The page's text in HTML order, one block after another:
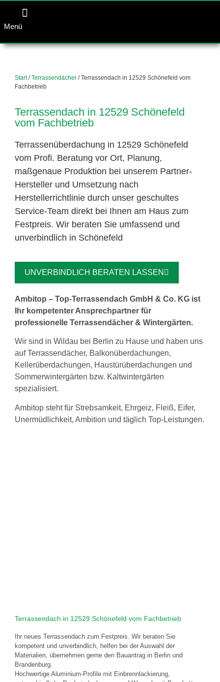
Menü
Start/Terrassendächer / Terrassendach in 12529 Schönefeld vom
Fachbetrieb
Terrassendach in 12529 Schönefeld
vom Fachbetrieb
Terrassenüberdachung in 12529 Schönefeld
vom Profi. Beratung vor Ort, Planung,
maßgenaue Produktion bei unserem Partner-
Hersteller und Umsetzung nach
Herstellerrichtlinie durch unser geschultes
Service-Team direkt bei Ihnen am Haus zum
Festpreis. Wir beraten Sie umfassend und
unverbindlich in Schönefeld
UNVERBINDLICH BERATEN LASSEN
Ambitop – Top-Terrassendach GmbH & Co. KG ist
Ihr kompetenter Ansprechpartner für
professionelle Terrassendächer & Wintergärten.
Wir sind in Wildau bei Berlin zu Hause und haben uns
auf Terrassendächer, Balkonüberdachungen,
Kellerüberdachungen, Haustürüberdachungen und
Sommerwintergärten bzw. Kaltwintergärten
spezialisiert.
Ambitop steht für Strebsamkeit, Ehrgeiz, Fleiß, Eifer,
Unermüdlichkeit, Ambition und täglich Top-Leistungen.
Terrassendach in 12529 Schönefeld vom Fachbetrieb
Ihr neues Terrassendach zum Festpreis. Wir beraten Sie
kompetent und unverbindlich, helfen bei der Auswahl der
Materialien, übernehmen gerne den Bauantrag in Berlin und
Brandenburg.
Hochwertige Aluminium-Profile mit Einbrennlackierung,